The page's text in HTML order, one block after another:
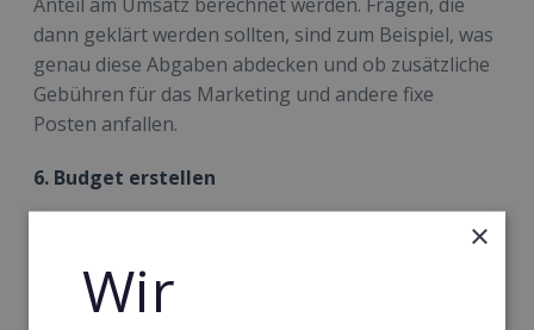
dann geklärt werden sollten, sind zum Beispiel, was
genau diese Abgaben abdecken und ob zusätzliche
Gebühren für das Marketing und andere fixe
Posten anfallen.
6. Budget erstellen
entrichten sind, können Sie andere Kostenfaktoren
in Ihren Finanzplan einbeziehen:
×
Wir